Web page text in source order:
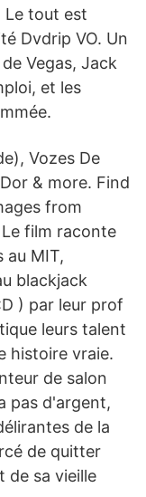
Le tout est
Dvdrip VO. Un
Vegas, Jack
et les
Vozes De
& more. Find
from
Le film raconte
au MIT,
blackjack
) par leur prof
leurs talent
histoire vraie.
de salon
pas d'argent,
de la
de quitter
de sa vieille